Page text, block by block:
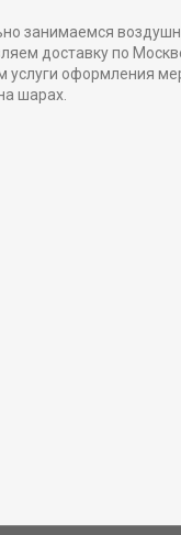
занимаемся
доставку по
услуги оформления
шарах.